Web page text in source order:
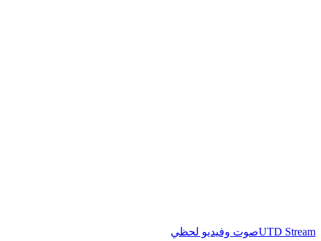
UTD Streamصوت وفيديو لحظي